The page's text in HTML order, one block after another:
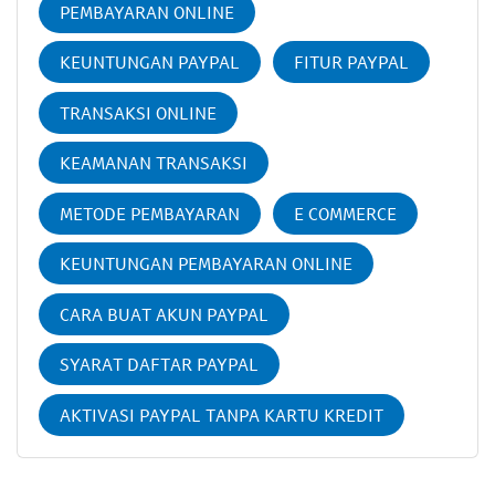
PEMBAYARAN ONLINE
KEUNTUNGAN PAYPAL FITUR PAYPAL
TRANSAKSI ONLINE
KEAMANAN TRANSAKSI
METODE PEMBAYARAN E COMMERCE
KEUNTUNGAN PEMBAYARAN ONLINE
CARA BUAT AKUN PAYPAL
SYARAT DAFTAR PAYPAL
AKTIVASI PAYPAL TANPA KARTU KREDIT